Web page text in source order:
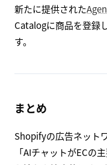
新たに提供された
Catalogに商品を登録
す。
まとめ
Shopifyの広告ネット
「AIチャットがECの